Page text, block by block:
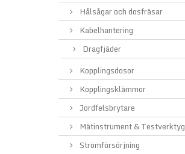
Hålsågar och dosfräsar
Kabelhantering
Dragfjäder
Kopplingsdosor
Kopplingsklämmor
Jordfelsbrytare
Mätinstrument & Testverktyg
Strömförsörjning